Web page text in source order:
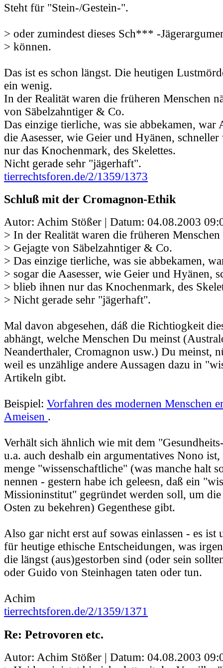
Steht für "Stein-/Gestein-".
> oder zumindest dieses Sch*** -
> können.
Das ist es schon längst. Die heutigen
ein wenig.
In der Realität waren die früheren Menschen
von Säbelzahntiger & Co.
Das einzige tierliche, was sie abbekamen, war
die Aasesser, wie Geier und Hyänen,
nur das Knochenmark, des Skelettes.
Nicht gerade sehr "jägerhaft".
tierrechtsforen.de/2/1359/1373
Schluß mit der Cromagnon-Ethik
Autor: Achim Stößer | Datum: 04.08.2003
> In der Realität waren die früheren
> Gejagte von Säbelzahntiger & Co.
> Das einzige tierliche, was sie abbekamen,
> sogar die Aasesser, wie Geier und Hyänen,
> blieb ihnen nur das Knochenmark, des
> Nicht gerade sehr "jägerhaft".
Mal davon abgesehen, dáß die Richtiogkeit
abhängt, welche Menschen Du meinst
Neanderthaler, Cromagnon usw.) Du meinst,
weil es unzählige andere Aussagen dazu in
Artikeln gibt.
Beispiel: Vorfahren des modernen Menschen
Ameisen .
Verhält sich ähnlich wie mit dem
u.a. auch deshalb ein argumentatives Nono
menge "wissenschaftliche" (was manche halt
nennen - gestern habe ich geleesn, daß ein
Missioninstitut" gegründet werden soll, um
Osten zu bekehren) Gegenthese gibt.
Also gar nicht erst auf sowas einlassen - es ist
für heutige ethische Entscheidungen, was
die längst (aus)gestorben sind (oder sein
oder Guido von Steinhagen taten oder tun.
Achim
tierrechtsforen.de/2/1359/1371
Re: Petrovoren etc.
Autor: Achim Stößer | Datum: 04.08.2003